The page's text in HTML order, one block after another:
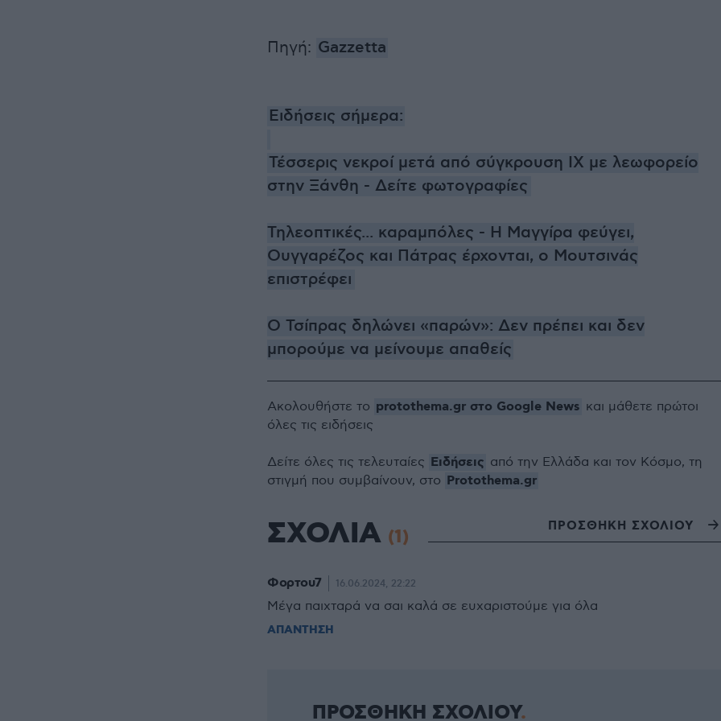
Πηγή: Gazzetta
Ειδήσεις σήμερα:
Τέσσερις νεκροί μετά από σύγκρουση ΙΧ με λεωφορείο
στην Ξάνθη - Δείτε φωτογραφίες
Τηλεοπτικές... καραμπόλες - Η Μαγγίρα φεύγει,
Ουγγαρέζος και Πάτρας έρχονται, o Μουτσινάς
επιστρέφει
Ο Τσίπρας δηλώνει «παρών»: Δεν πρέπει και δεν
μπορούμε να μείνουμε απαθείς
Ακολουθήστε το protothema.gr στο Google News και μάθετε πρώτοι
όλες τις ειδήσεις
Δείτε όλες τις τελευταίες Ειδήσεις από την Ελλάδα και τον Κόσμο, τη
στιγμή που συμβαίνουν, στο Protothema.gr
ΣΧΟΛΙΑ (1) ΠΡΟΣΘΗΚΗ ΣΧΟΛΙΟΥ
Φορτου7 16.06.2024, 22:22
Μέγα παιχταρά να σαι καλά σε ευχαριστούμε για όλα
ΑΠΑΝΤΗΣΗ
ΠΡΟΣΘΗΚΗ ΣΧΟΛΙΟΥ